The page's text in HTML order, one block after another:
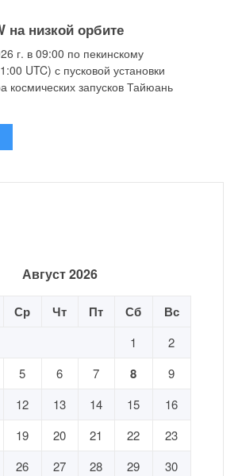
на низкой орбите
г. в 09:00 по пекинскому
UTC) с пусковой установки
космических запусков Тайюань
Август 2026
Ср Чт Пт Сб Вс
1
2
5 6 7 8
9
12 13 14 15
16
19 20 21 22
23
26 27 28 29
30